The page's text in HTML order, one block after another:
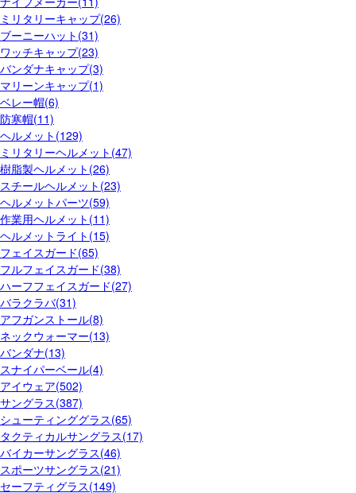
ミリタリーキャップ(26)
ブーニーハット(31)
ワッチキャップ(23)
バンダナキャップ(3)
マリーンキャップ(1)
ベレー帽(6)
防寒帽(11)
ヘルメット(129)
ミリタリーヘルメット(47)
樹脂製ヘルメット(26)
スチールヘルメット(23)
ヘルメットパーツ(59)
作業用ヘルメット(11)
ヘルメットライト(15)
フェイスガード(65)
フルフェイスガード(38)
ハーフフェイスガード(27)
バラクラバ(31)
アフガンストール(8)
ネックウォーマー(13)
バンダナ(13)
スナイパーベール(4)
アイウェア(502)
サングラス(387)
シューティンググラス(65)
タクティカルサングラス(17)
バイカーサングラス(46)
スポーツサングラス(21)
セーフティグラス(149)